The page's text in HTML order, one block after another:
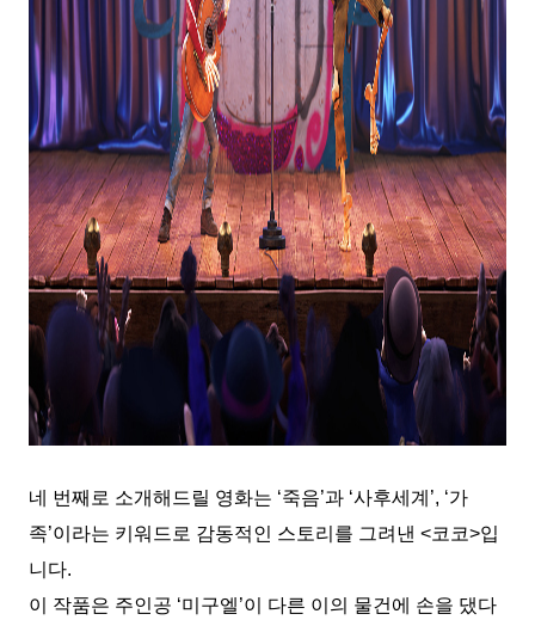
네 번째로 소개해드릴 영화는 ‘죽음’과 ‘사후세계’, ‘가
족’이라는 키워드로 감동적인 스토리를 그려낸 <코코>입
니다.
이 작품은 주인공 ‘미구엘’이 다른 이의 물건에 손을 댔다